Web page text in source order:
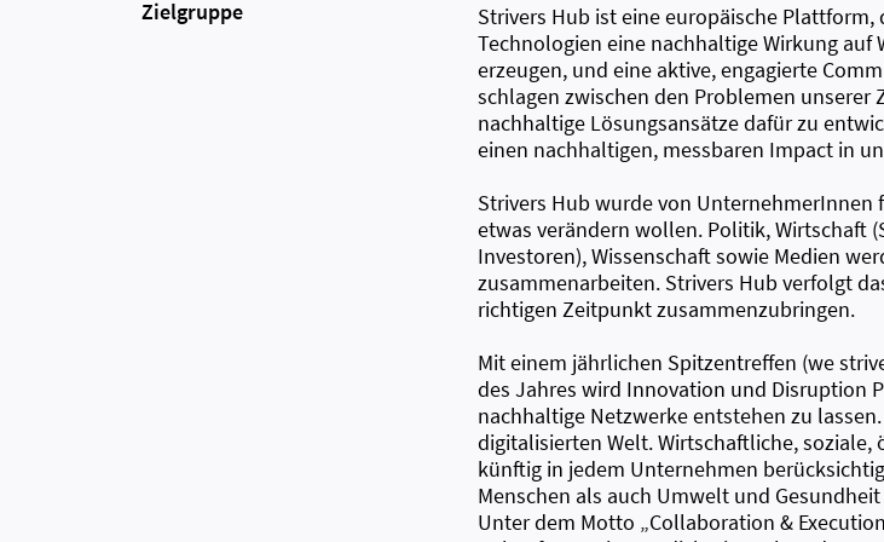
Zielgruppe
Strivers Hub ist eine europäische
Technologien eine nachhaltige Wirkung
erzeugen, und eine aktive, engagierte
schlagen zwischen den Problemen
nachhaltige Lösungsansätze dafür zu
einen nachhaltigen, messbaren Impact in
Strivers Hub wurde von
etwas verändern wollen. Politik, Wirtschaft
Investoren), Wissenschaft sowie Medien
zusammenarbeiten. Strivers Hub verfolgt
richtigen Zeitpunkt zusammenzubringen.
Mit einem jährlichen Spitzentreffen (we
des Jahres wird Innovation und Disruption
nachhaltige Netzwerke entstehen zu
digitalisierten Welt. Wirtschaftliche,
künftig in jedem Unternehmen
Menschen als auch Umwelt und
Unter dem Motto „Collaboration &